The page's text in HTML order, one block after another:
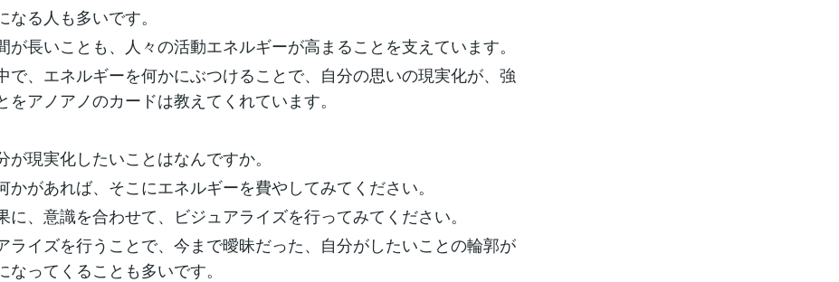
なる人も多いです。
が長いことも、人々の活動エネルギーが高まることを支えています。
で、エネルギーを何かにぶつけることで、自分の思いの現実化が、強
をアノアノのカードは教えてくれています。
が現実化したいことはなんですか。
かがあれば、そこにエネルギーを費やしてみてください。
に、意識を合わせて、ビジュアライズを行ってみてください。
ライズを行うことで、今まで曖昧だった、自分がしたいことの輪郭が
なってくることも多いです。